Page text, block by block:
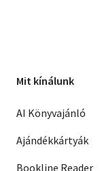
Mit kínálunk
AI Könyvajánló
Ajándékkártyák
Bookline Reader